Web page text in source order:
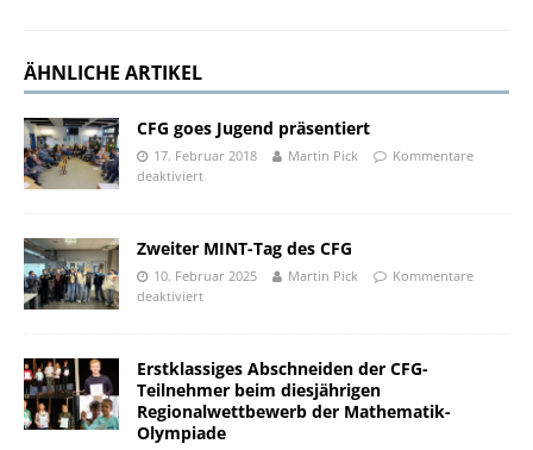
ÄHNLICHE ARTIKEL
CFG goes Jugend präsentiert
17. Februar 2018 Martin Pick
Kommentare
deaktiviert
Zweiter MINT-Tag des CFG
10. Februar 2025 Martin Pick
Kommentare
deaktiviert
Erstklassiges Abschneiden der CFG-
Teilnehmer beim diesjährigen
Regionalwettbewerb der Mathematik-
Olympiade